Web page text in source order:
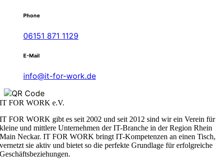
Phone
06151 871 1129
E-Mail
info@it-for-work.de
IT FOR WORK e.V.
IT FOR WORK gibt es seit 2002 und seit 2012 sind wir ein Verein für
kleine und mittlere Unternehmen der IT-Branche in der Region Rhein
Main Neckar. IT FOR WORK bringt IT-Kompetenzen an einen Tisch,
vernetzt sie aktiv und bietet so die perfekte Grundlage für erfolgreiche
Geschäftsbeziehungen.